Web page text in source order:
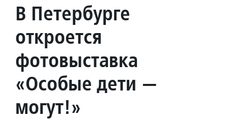
В Петербурге
откроется
фотовыставка
«Особые дети —
могут!»